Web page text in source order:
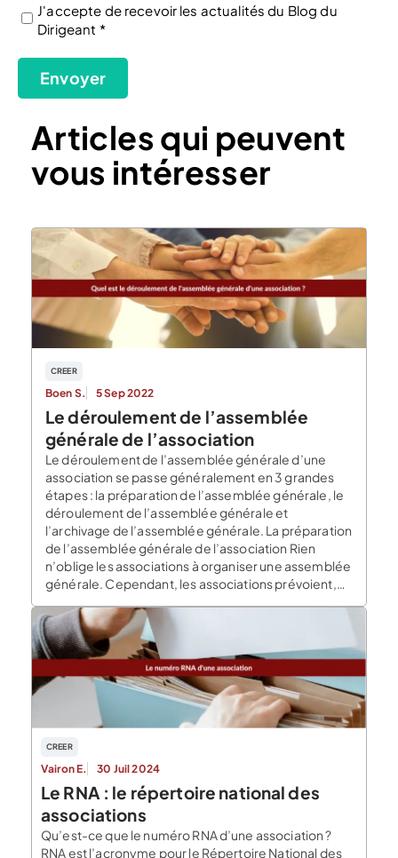
(Nécessaire)
J'accepte de recevoir les actualités du Blog du
Dirigeant *
Envoyer
Articles qui peuvent
vous intéresser
CREER
Boen S. 5 Sep 2022
Le déroulement de l’assemblée
générale de l’association
Le déroulement de l’assemblée générale d’une
association se passe généralement en 3 grandes
étapes : la préparation de l’assemblée générale, le
déroulement de l’assemblée générale et
l’archivage de l’assemblée générale. La préparation
de l’assemblée générale de l’association Rien
n’oblige les associations à organiser une assemblée
générale. Cependant, les associations prévoient,
CREER
Vairon E. 30 Juil 2024
Le RNA : le répertoire national des
associations
Qu’est-ce que le numéro RNA d’une association ?
RNA est l’acronyme pour le Répertoire National des